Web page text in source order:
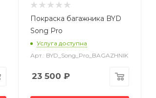
Покраска багажника BYD
Song Pro
Услуга доступна
Арт.: BYD_Song_Pro_BAGAZHNIK
23 500 ₽